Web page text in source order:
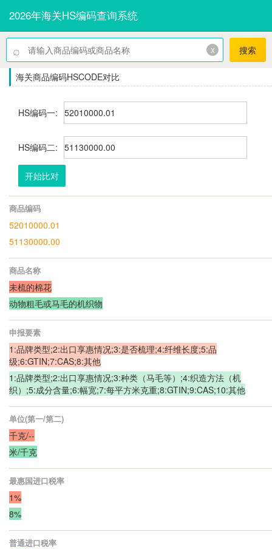
2026年海关HS编码查询系统
⌕ x 搜索
海关商品编码HSCODE对比
HS编码一:
HS编码二:
开始比对
商品编码
52010000.01
51130000.00
商品名称
未梳的棉花
动物粗毛或马毛的机织物
申报要素
1:品牌类型;2:出口享惠情况;3:是否梳理;4:纤维长度;5:品
级;6:GTIN;7:CAS;8:其他
1:品牌类型;2:出口享惠情况;3:种类（马毛等）;4:织造方法（机
织）;5:成分含量;6:幅宽;7:每平方米克重;8:GTIN;9:CAS;10:其他
单位(第一/第二)
千克/--
米/千克
最惠国进口税率
1%
8%
普通进口税率